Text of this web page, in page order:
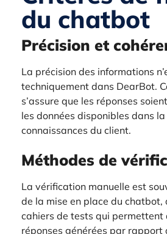
du chatbot
Précision et
La précision des informations
techniquement dans DearBot.
s’assure que les réponses
les données disponibles dans
connaissances du client.
Méthodes de
La vérification manuelle est
de la mise en place du chatbot,
cahiers de tests qui permettent
réponses générées par rapport